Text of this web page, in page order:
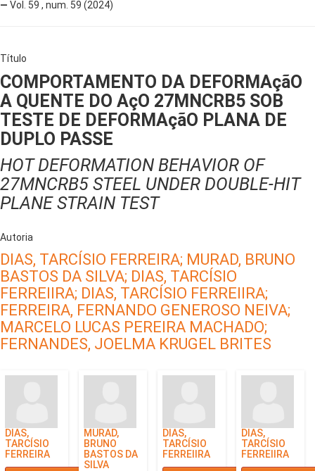
— Vol. 59 , num. 59 (2024)
Título
COMPORTAMENTO DA DEFORMAçãO
A QUENTE DO AçO 27MNCRB5 SOB
TESTE DE DEFORMAçãO PLANA DE
DUPLO PASSE
HOT DEFORMATION BEHAVIOR OF
27MNCRB5 STEEL UNDER DOUBLE-HIT
PLANE STRAIN TEST
Autoria
DIAS, TARCÍSIO FERREIRA; MURAD, BRUNO
BASTOS DA SILVA; DIAS, TARCÍSIO
FERREIIRA; DIAS, TARCÍSIO FERREIIRA;
FERREIRA, FERNANDO GENEROSO NEIVA;
MARCELO LUCAS PEREIRA MACHADO;
FERNANDES, JOELMA KRUGEL BRITES
DIAS,
TARCÍSIO
FERREIRA
MURAD,
BRUNO
BASTOS DA
SILVA
DIAS,
TARCÍSIO
FERREIIRA
DIAS,
TARCÍSIO
FERREIIRA